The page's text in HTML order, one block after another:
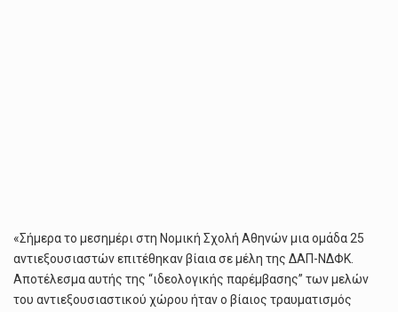
«Σήμερα το μεσημέρι στη Νομική Σχολή Αθηνών μια ομάδα 25
αντιεξουσιαστών επιτέθηκαν βίαια σε μέλη της ΔΑΠ-ΝΔΦΚ.
Αποτέλεσμα αυτής της “ιδεολογικής παρέμβασης” των μελών
του αντιεξουσιαστικού χώρου ήταν ο βίαιος τραυματισμός